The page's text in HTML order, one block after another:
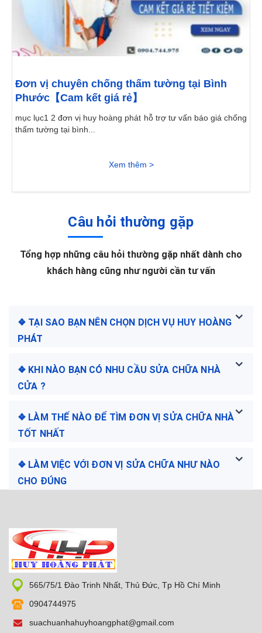
Đơn vị chuyên chống thấm tường tại Bình
Phước【Cam kết giá rẻ】
mục lục1 2 đơn vị huy hoàng phát hỗ trợ tư vấn báo giá chống
thấm tường tại bình...
Xem thêm >
Câu hỏi thường gặp
Tổng hợp những câu hỏi thường gặp nhất dành cho
khách hàng cũng như người cần tư vấn
❖ TẠI SAO BẠN NÊN CHỌN DỊCH VỤ HUY HOÀNG
PHÁT
❖ KHI NÀO BẠN CÓ NHU CẦU SỬA CHỮA NHÀ
CỬA ?
❖ LÀM THẾ NÀO ĐỂ TÌM ĐƠN VỊ SỬA CHỮA NHÀ
TỐT NHẤT
❖ LÀM VIỆC VỚI ĐƠN VỊ SỬA CHỮA NHƯ NÀO
CHO ĐÚNG
565/75/1 Đào Trinh Nhất, Thủ Đức, Tp Hồ Chí Minh
0904744975
suachuanhahuyhoangphat@gmail.com